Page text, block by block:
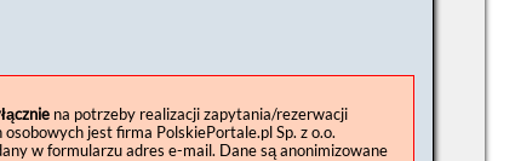
na potrzeby realizacji zapytania/rezerwacji
jest firma PolskiePortale.pl Sp. z o.o.
w formularzu adres e-mail. Dane są anonimizowane